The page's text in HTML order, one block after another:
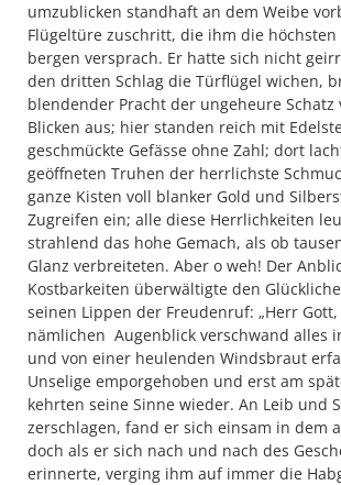
umzublicken standhaft an dem Weibe
Flügeltüre zuschritt, die ihm die höchsten
bergen versprach. Er hatte sich nicht
den dritten Schlag die Türflügel wichen,
blendender Pracht der ungeheure Schatz
Blicken aus; hier standen reich mit
geschmückte Gefässe ohne Zahl; dort
geöffneten Truhen der herrlichste
ganze Kisten voll blanker Gold und
Zugreifen ein; alle diese Herrlichkeiten
strahlend das hohe Gemach, als ob
Glanz verbreiteten. Aber o weh! Der
Kostbarkeiten überwältigte den
seinen Lippen der Freudenruf: „Herr Gott,
nämlichen Augenblick verschwand alles
und von einer heulenden Windsbraut
Unselige emporgehoben und erst am
kehrten seine Sinne wieder. An Leib und
zerschlagen, fand er sich einsam in dem
doch als er sich nach und nach des
erinnerte, verging ihm auf immer die